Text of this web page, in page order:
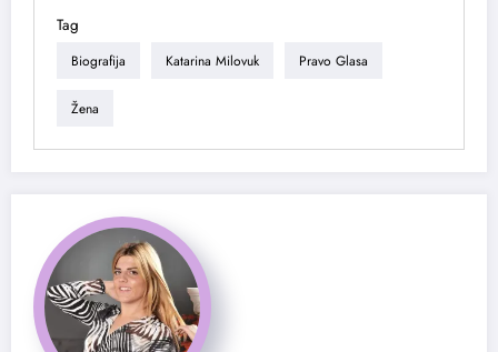
Tag
Biografija Katarina Milovuk Pravo Glasa
Žena